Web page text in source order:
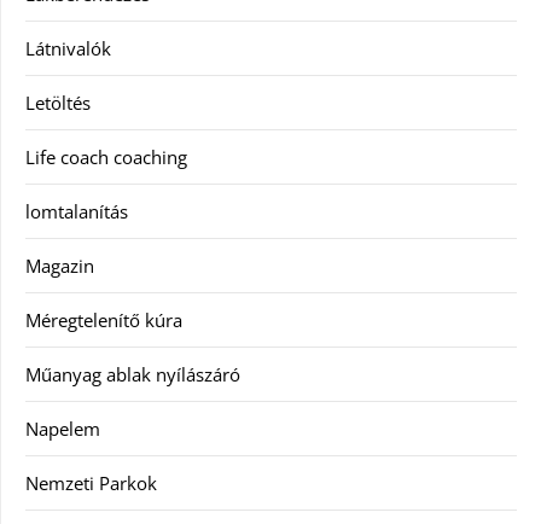
Látnivalók
Letöltés
Life coach coaching
lomtalanítás
Magazin
Méregtelenítő kúra
Műanyag ablak nyílászáró
Napelem
Nemzeti Parkok